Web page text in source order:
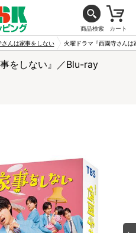
商品検索 カート
さんは家事をしない 火曜ドラマ『西園寺さん
をしない』／Blu-ray